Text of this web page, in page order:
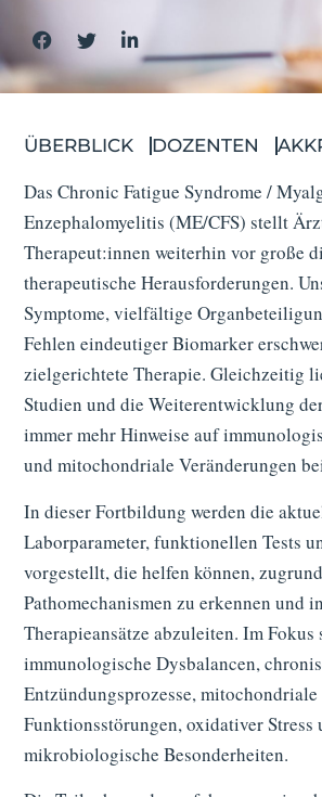
ÜBERBLICK DOZENTEN
Das Chronic Fatigue Syndrome /
Enzephalomyelitis (ME/CFS) stellt
Therapeut:innen weiterhin vor große
therapeutische Herausforderungen.
Symptome, vielfältige
Fehlen eindeutiger Biomarker
zielgerichtete Therapie. Gleichzeitig
Studien und die Weiterentwicklung
immer mehr Hinweise auf
und mitochondriale Veränderungen
In dieser Fortbildung werden die
Laborparameter, funktionellen Tests
vorgestellt, die helfen können,
Pathomechanismen zu erkennen und
Therapieansätze abzuleiten. Im Fokus
immunologische Dysbalancen,
Entzündungsprozesse, mitochondriale
Funktionsstörungen, oxidativer Stress
mikrobiologische Besonderheiten.